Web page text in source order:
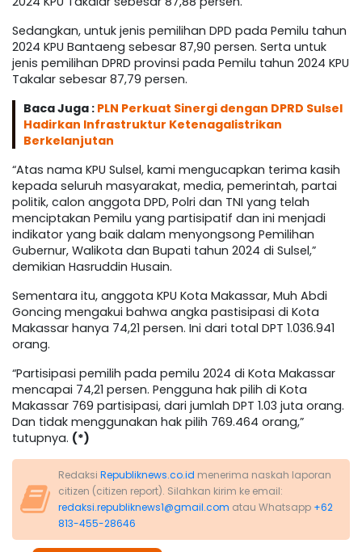
Sedangkan, untuk jenis pemilihan DPD pada Pemilu tahun
2024 KPU Bantaeng sebesar 87,90 persen. Serta untuk
jenis pemilihan DPRD provinsi pada Pemilu tahun 2024 KPU
Takalar sebesar 87,79 persen.
Baca Juga : PLN Perkuat Sinergi dengan DPRD Sulsel
Hadirkan Infrastruktur Ketenagalistrikan
Berkelanjutan
“Atas nama KPU Sulsel, kami mengucapkan terima kasih
kepada seluruh masyarakat, media, pemerintah, partai
politik, calon anggota DPD, Polri dan TNI yang telah
menciptakan Pemilu yang partisipatif dan ini menjadi
indikator yang baik dalam menyongsong Pemilihan
Gubernur, Walikota dan Bupati tahun 2024 di Sulsel,”
demikian Hasruddin Husain.
Sementara itu, anggota KPU Kota Makassar, Muh Abdi
Goncing mengakui bahwa angka pastisipasi di Kota
Makassar hanya 74,21 persen. Ini dari total DPT 1.036.941
orang.
“Partisipasi pemilih pada pemilu 2024 di Kota Makassar
mencapai 74,21 persen. Pengguna hak pilih di Kota
Makassar 769 partisipasi, dari jumlah DPT 1.03 juta orang.
Dan tidak menggunakan hak pilih 769.464 orang,”
tutupnya. (*)
Redaksi Republiknews.co.id menerima naskah laporan
citizen (citizen report). Silahkan kirim ke email:
redaksi.republiknews1@gmail.com atau Whatsapp +62
813-455-28646